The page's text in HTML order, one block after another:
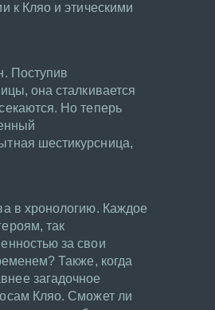
к Кляо и этическими
Поступив
она сталкивается
Но теперь
шестикурсница,
в хронологию. Каждое
так
за свои
Также, когда
загадочное
Кляо. Сможет ли